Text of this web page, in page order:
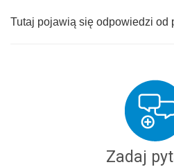
Tutaj pojawią się odpowiedzi od
Zadaj